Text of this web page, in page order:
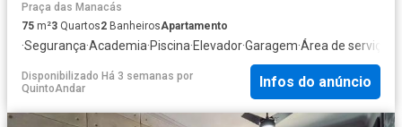
Praça das Manacás
75 m²3 Quartos2 BanheirosApartamento
·Segurança·Academia·Piscina·Elevador·Garagem·Área de serviço
Disponibilizado Há 3 semanas por
QuintoAndar
Infos do anúncio